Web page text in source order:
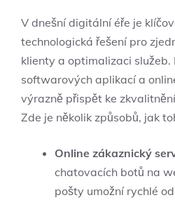
V dnešní digitální éře je
technologická řešení pro
klienty a optimalizaci služeb.
softwarových aplikací a
výrazně přispět ke
Zde je několik způsobů, jak
Online zákaznický
chatovacích botů na
pošty umožní rychlé